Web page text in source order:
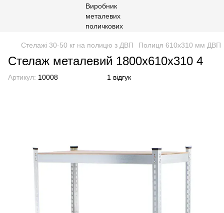
Стелажі 30-50 кг на полицю з ДВП Полиця 610х310 мм ДВП
Стелаж металевий 1800х610х310 4
Артикул: 10008 1 відгук